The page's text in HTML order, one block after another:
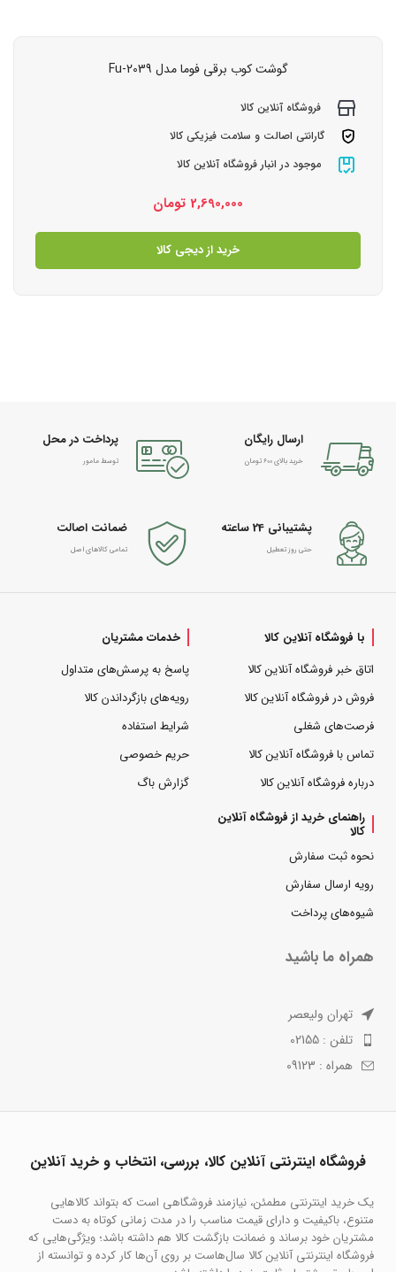
گوشت کوب برقی فوما مدل Fu-2039
فروشگاه آنلاین کالا
گارانتی اصالت و سلامت فیزیکی کالا
موجود در انبار فروشگاه آنلاین کالا
2,690,000 تومان
خرید از دیجی کالا
ارسال رایگان
خرید بالای 600 تومان
پرداخت در محل
توسط مامور
پشتیبانی 24 ساعته
حتی روز تعطیل
ضمانت اصالت
تمامی کالاهای اصل
با فروشگاه آنلاین کالا
اتاق خبر فروشگاه آنلاین کالا
فروش در فروشگاه آنلاین کالا
فرصت‌های شغلی
تماس با فروشگاه آنلاین کالا
درباره فروشگاه آنلاین کالا
خدمات مشتریان
پاسخ به پرسش‌های متداول
رویه‌های بازگرداندن کالا
شرایط استفاده
حریم خصوصی
گزارش باگ
راهنمای خرید از فروشگاه آنلاین
کالا
نحوه ثبت سفارش
رویه ارسال سفارش
شیوه‌های پرداخت
همراه ما باشید
تهران ولیعصر
تلفن : 02155
همراه : 09123
فروشگاه اینترنتی آنلاین کالا، بررسی، انتخاب و خرید آنلاین
یک خرید اینترنتی مطمئن، نیازمند فروشگاهی است که بتواند کالاهایی
متنوع، باکیفیت و دارای قیمت مناسب را در مدت زمانی کوتاه به دست
مشتریان خود برساند و ضمانت بازگشت کالا هم داشته باشد؛ ویژگی‌هایی که
فروشگاه اینترنتی آنلاین کالا سال‌هاست بر روی آن‌ها کار کرده و توانسته از